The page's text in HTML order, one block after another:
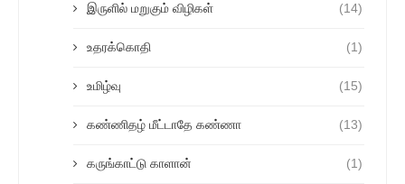
இருளில் மறுகும் விழிகள் (14)
உதரக்கொதி (1)
உமிழ்வு (15)
கண்ணிதழ் மீட்டாதே கண்ணா (13)
கருங்காட்டு காளான் (1)